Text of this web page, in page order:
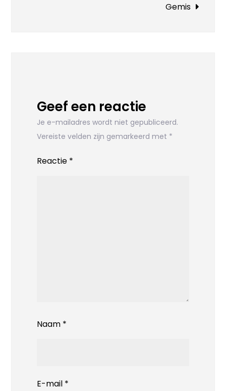
Gemis
Geef een reactie
Je e-mailadres wordt niet gepubliceerd.
Vereiste velden zijn gemarkeerd met *
Reactie *
Naam *
E-mail *